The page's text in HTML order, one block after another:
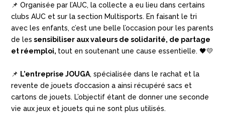
📌 Organisée par l’AUC, la collecte a eu lieu dans certains
clubs AUC et sur la section Multisports. En faisant le tri
avec les enfants,c’est une belle l’occasion pour les parents
de les sensibiliser auxvaleurs de solidarité, de partage
et réemploi, tout en soutenant une cause essentielle. 🖤💛
📌 L’entreprise JOUGA, spécialisée dans le rachat et la
revente de jouets d’occasion a ainsi récupéré sacs et
cartons de jouets. L’objectif étant de donner une seconde
vie aux jeux et jouets qui ne sont plus utilisés.